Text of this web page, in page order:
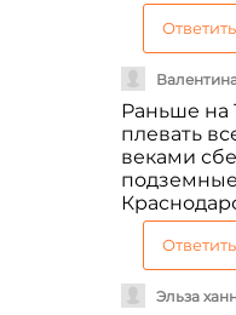
Ответить
Раньше на
плевать
веками
Ответить
Эльза